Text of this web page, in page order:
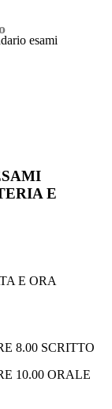
esami
E
E ORA
8.00 SCRITTO
ORALE